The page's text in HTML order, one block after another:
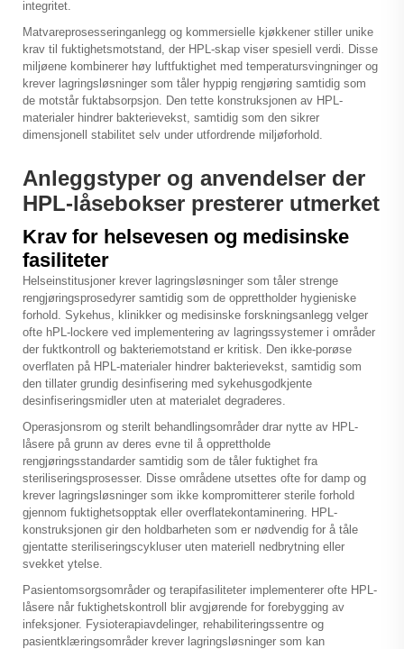
integritet.
Matvareprosesseringanlegg og kommersielle kjøkkener stiller unike
krav til fuktighetsmotstand, der HPL-skap viser spesiell verdi. Disse
miljøene kombinerer høy luftfuktighet med temperatursvingninger og
krever lagringsløsninger som tåler hyppig rengjøring samtidig som
de motstår fuktabsorpsjon. Den tette konstruksjonen av HPL-
materialer hindrer bakterievekst, samtidig som den sikrer
dimensjonell stabilitet selv under utfordrende miljøforhold.
Anleggstyper og anvendelser der
HPL-låsebokser presterer utmerket
Krav for helsevesen og medisinske
fasiliteter
Helseinstitusjoner krever lagringsløsninger som tåler strenge
rengjøringsprosedyrer samtidig som de opprettholder hygieniske
forhold. Sykehus, klinikker og medisinske forskningsanlegg velger
ofte hPL-lockere ved implementering av lagringssystemer i områder
der fuktkontroll og bakteriemotstand er kritisk. Den ikke-porøse
overflaten på HPL-materialer hindrer bakterievekst, samtidig som
den tillater grundig desinfisering med sykehusgodkjente
desinfiseringsmidler uten at materialet degraderes.
Operasjonsrom og sterilt behandlingsområder drar nytte av HPL-
låsere på grunn av deres evne til å opprettholde
rengjøringsstandarder samtidig som de tåler fuktighet fra
steriliseringsprosesser. Disse områdene utsettes ofte for damp og
krever lagringsløsninger som ikke kompromitterer sterile forhold
gjennom fuktighetsopptak eller overflatekontaminering. HPL-
konstruksjonen gir den holdbarheten som er nødvendig for å tåle
gjentatte steriliseringscykluser uten materiell nedbrytning eller
svekket ytelse.
Pasientomsorgsområder og terapifasiliteter implementerer ofte HPL-
låsere når fuktighetskontroll blir avgjørende for forebygging av
infeksjoner. Fysioterapiavdelinger, rehabiliteringssentre og
pasientklæringsområder krever lagringsløsninger som kan